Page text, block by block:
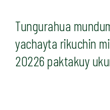
Tungurahua
yachayta rikuchin
20226 paktakuy